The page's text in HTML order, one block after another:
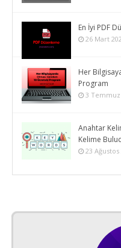
En İyi PDF
26 Mart
Her
Program
3 Temmuz
Anahtar
Kelime
23 Ağustos